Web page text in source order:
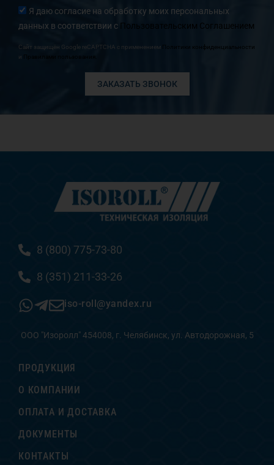
Согласие
Я даю согласие на обработку моих персональных
данных в соответствии с Пользовательским Соглашением
Сайт защищён Google reCAPTCHA с применением
Политики конфиденциальности
и
Правилами пользования.
ЗАКАЗАТЬ ЗВОНОК
8 (800) 775-73-80
8 (351) 211-33-26
iso-roll@yandex.ru
ООО "Изоролл" 454008, г. Челябинск, ул. Автодорожная, 5
ПРОДУКЦИЯ
О КОМПАНИИ
ОПЛАТА И ДОСТАВКА
ДОКУМЕНТЫ
КОНТАКТЫ